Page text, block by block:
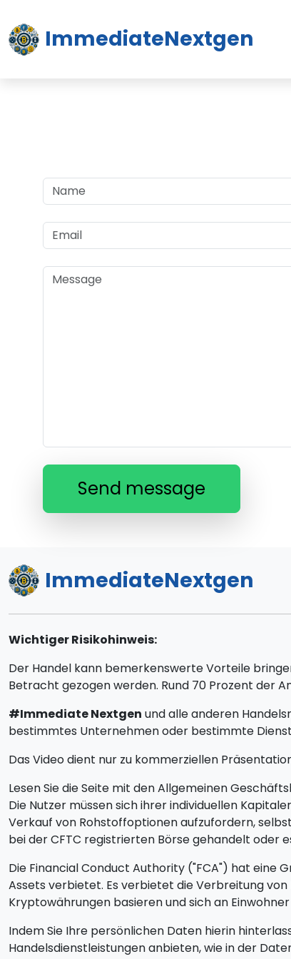
ImmediateNextgen
Send message
ImmediateNextgen
Wichtiger Risikohinweis:
Der Handel kann bemerkenswerte Vorteile
Betracht gezogen werden. Rund 70 Prozent der
#Immediate Nextgen und alle anderen
bestimmtes Unternehmen oder bestimmte
Das Video dient nur zu kommerziellen
Lesen Sie die Seite mit den Allgemeinen
Die Nutzer müssen sich ihrer individuellen
Verkauf von Rohstoffoptionen aufzufordern,
bei der CFTC registrierten Börse gehandelt oder
Die Financial Conduct Authority ("FCA") hat eine
Assets verbietet. Es verbietet die Verbreitung
Kryptowährungen basieren und sich an
Indem Sie Ihre persönlichen Daten hierin
Handelsdienstleistungen anbieten, wie in der